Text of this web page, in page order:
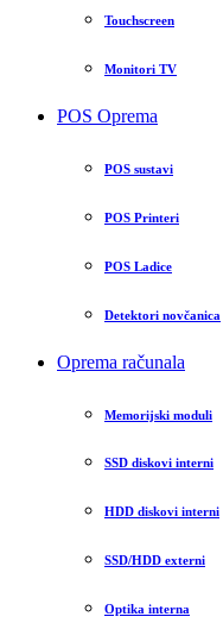
Touchscreen
Monitori TV
POS Oprema
POS sustavi
POS Printeri
POS Ladice
Detektori novčanica
Oprema računala
Memorijski moduli
SSD diskovi interni
HDD diskovi interni
SSD/HDD externi
Optika interna